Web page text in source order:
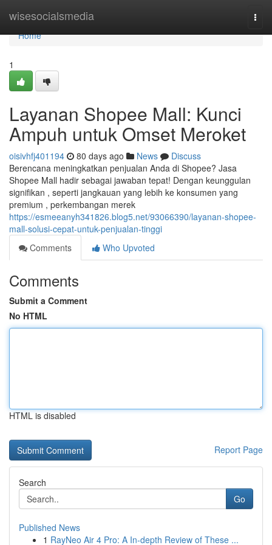
wisesocialsmedia
Home
Home
1
Layanan Shopee Mall: Kunci
Ampuh untuk Omset Meroket
oisivhfj401194 80 days ago News
Discuss
Berencana meningkatkan penjualan Anda di Shopee? Jasa
Shopee Mall hadir sebagai jawaban tepat! Dengan keunggulan
signifikan , seperti jangkauan yang lebih ke konsumen yang
premium , perkembangan merek
https://esmeeanyh341826.blog5.net/93066390/layanan-shopee-
mall-solusi-cepat-untuk-penjualan-tinggi
Comments
Who Upvoted
Comments
Submit a Comment
No HTML
HTML is disabled
Report Page
Search
Go
Published News
1 RayNeo Air 4 Pro: A In-depth Review of These ...